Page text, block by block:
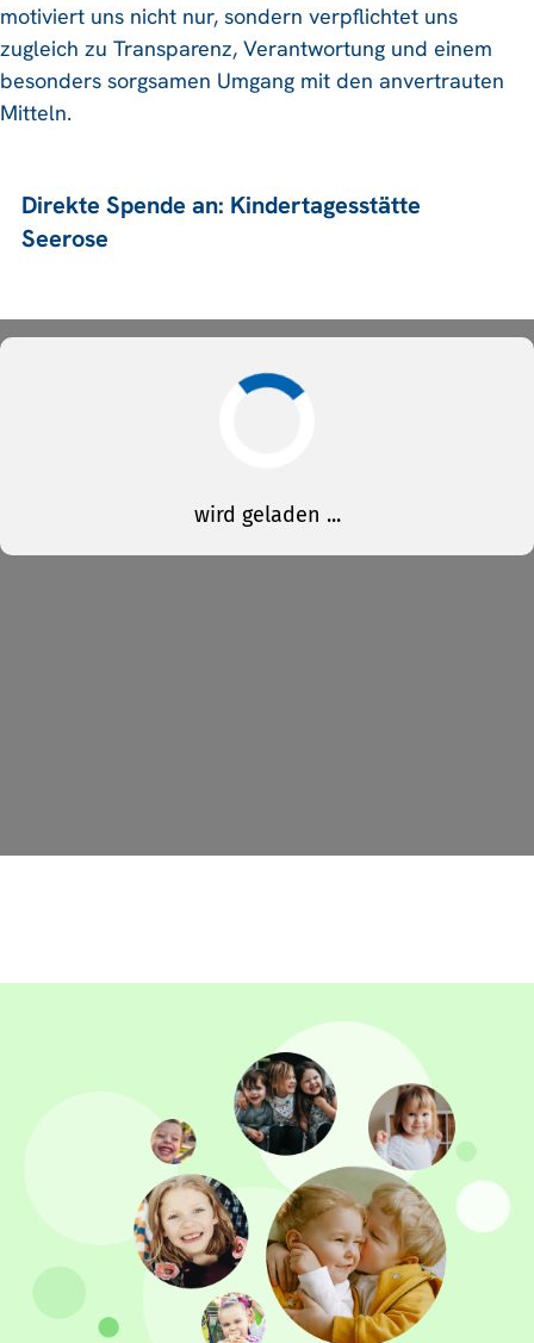
motiviert uns nicht nur, sondern verpflichtet uns
zugleich zu Transparenz, Verantwortung und einem
besonders sorgsamen Umgang mit den anvertrauten
Mitteln.
Direkte Spende an: Kindertagesstätte
Seerose